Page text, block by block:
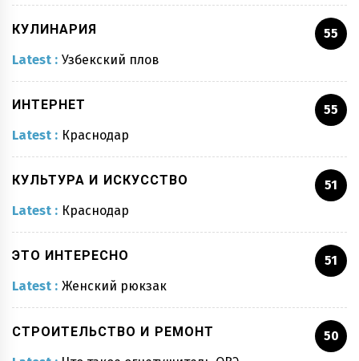
КУЛИНАРИЯ
55
Latest : Узбекский плов
ИНТЕРНЕТ
55
Latest : Краснодар
КУЛЬТУРА И ИСКУССТВО
51
Latest : Краснодар
ЭТО ИНТЕРЕСНО
51
Latest : Женский рюкзак
СТРОИТЕЛЬСТВО И РЕМОНТ
50